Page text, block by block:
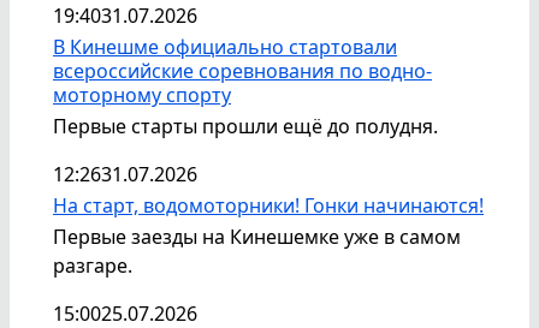
19:4031.07.2026
В Кинешме официально стартовали
всероссийские соревнования по водно-
моторному спорту
Первые старты прошли ещё до полудня.
12:2631.07.2026
На старт, водомоторники! Гонки начинаются!
Первые заезды на Кинешемке уже в самом
разгаре.
15:0025.07.2026